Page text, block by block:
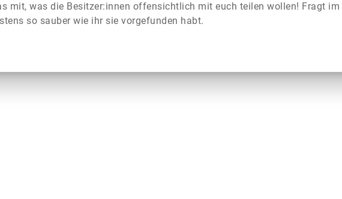
mit, was die Besitzer:innen offensichtlich mit euch teilen wollen! Fragt
so sauber wie ihr sie vorgefunden habt.